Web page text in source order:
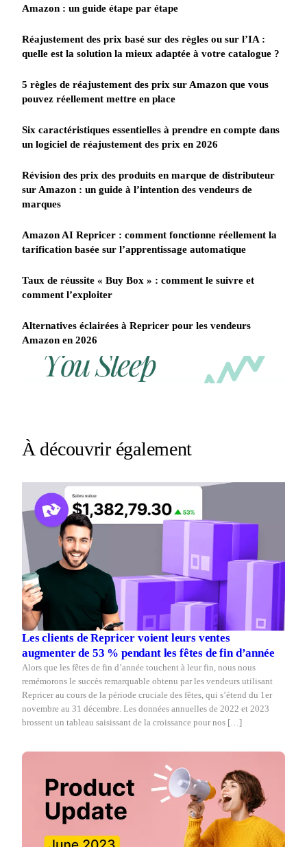
Amazon : un guide étape par étape
Réajustement des prix basé sur des règles ou sur l’IA :
quelle est la solution la mieux adaptée à votre catalogue ?
5 règles de réajustement des prix sur Amazon que vous
pouvez réellement mettre en place
Six caractéristiques essentielles à prendre en compte dans
un logiciel de réajustement des prix en 2026
Révision des prix des produits en marque de distributeur
sur Amazon : un guide à l’intention des vendeurs de
marques
Amazon AI Repricer : comment fonctionne réellement la
tarification basée sur l’apprentissage automatique
Taux de réussite « Buy Box » : comment le suivre et
comment l’exploiter
Alternatives éclairées à Repricer pour les vendeurs
Amazon en 2026
REPRICER
Win
while
you
Your
Repricer.com
seconds.
À découvrir également
Les clients de Repricer voient leurs ventes
augmenter de 53 % pendant les fêtes de fin d’année
Alors que les fêtes de fin d’année touchent à leur fin, nous nous
remémorons le succès remarquable obtenu par les vendeurs utilisant
Repricer au cours de la période cruciale des fêtes, qui s’étend du 1er
novembre au 31 décembre. Les données annuelles de 2022 et 2023
brossent un tableau saisissant de la croissance pour nos […]